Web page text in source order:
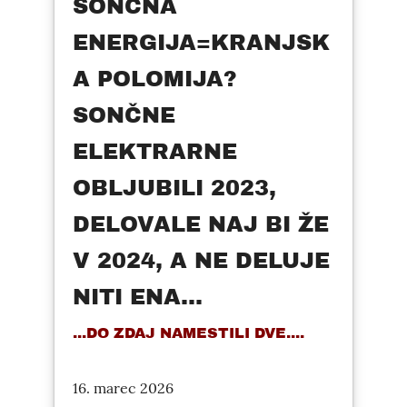
SONČNA
ENERGIJA=KRANJSK
A POLOMIJA?
SONČNE
ELEKTRARNE
OBLJUBILI 2023,
DELOVALE NAJ BI ŽE
V 2024, A NE DELUJE
NITI ENA...
...DO ZDAJ NAMESTILI DVE....
16. marec 2026